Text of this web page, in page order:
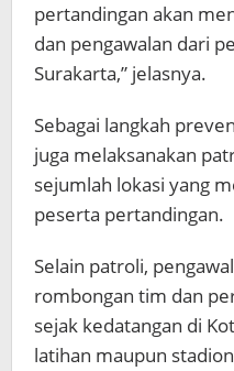
pertandingan akan
dan pengawalan dari
Surakarta,” jelasnya.
Sebagai langkah
juga melaksanakan
sejumlah lokasi yang
peserta pertandingan.
Selain patroli,
rombongan tim dan
sejak kedatangan di
latihan maupun